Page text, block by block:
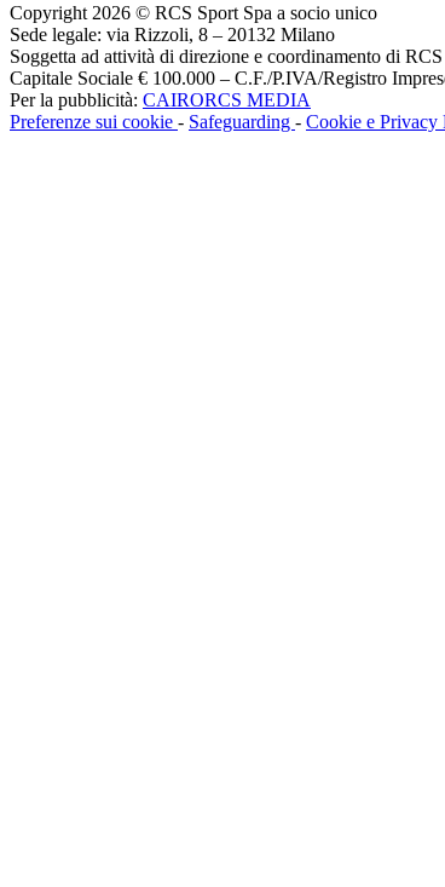
Copyright 2026 © RCS Sport Spa a socio unico
Sede legale: via Rizzoli, 8 – 20132 Milano
Soggetta ad attività di direzione e coordinamento di
Capitale Sociale € 100.000 – C.F./P.IVA/Registro
Per la pubblicità: CAIRORCS MEDIA
Preferenze sui cookie - Safeguarding - Cookie e Privacy